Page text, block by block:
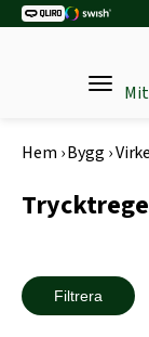
Hem ›Bygg ›Virke
Filtrera